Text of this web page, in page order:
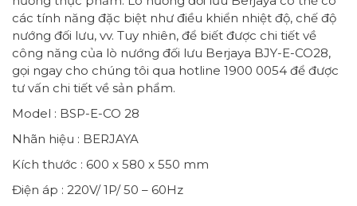
các tính năng đặc biệt như điều khiển nhiệt độ, chế độ
nướng đối lưu, vv. Tuy nhiên, để biết được chi tiết về
công năng của lò nướng đối lưu Berjaya BJY-E-CO28,
gọi ngay cho chúng tôi qua hotline 1900 0054 để được
tư vấn chi tiết về sản phẩm.
Model : BSP-E-CO 28
Nhãn hiệu : BERJAYA
Kích thước : 600 x 580 x 550 mm
Điện áp : 220V/ 1P/ 50 – 60Hz